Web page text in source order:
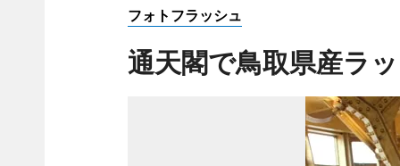
フォトフラッシュ
通天閣で鳥取県産ラ